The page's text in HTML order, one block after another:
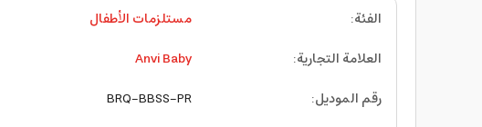
الفئة:
مستلزمات الأطفال
العلامة التجارية:
Anvi Baby
رقم الموديل:
BRQ-BBSS-PR